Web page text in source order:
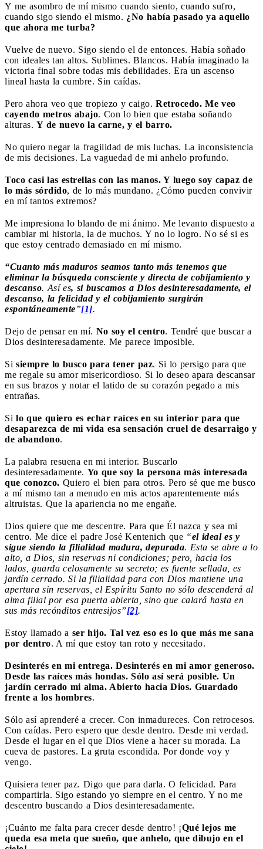
Y me asombro de mí mismo cuando siento, cuando sufro,
cuando sigo siendo el mismo. ¿No había pasado ya aquello
que ahora me turba?
Vuelve de nuevo. Sigo siendo el de entonces. Había soñado
con ideales tan altos. Sublimes. Blancos. Había imaginado la
victoria final sobre todas mis debilidades. Era un ascenso
lineal hasta la cumbre. Sin caídas.
Pero ahora veo que tropiezo y caigo. Retrocedo. Me veo
cayendo metros abajo. Con lo bien que estaba soñando
alturas. Y de nuevo la carne, y el barro.
No quiero negar la fragilidad de mis luchas. La inconsistencia
de mis decisiones. La vaguedad de mi anhelo profundo.
Toco casi las estrellas con las manos. Y luego soy capaz de
lo más sórdido, de lo más mundano. ¿Cómo pueden convivir
en mí tantos extremos?
Me impresiona lo blando de mi ánimo. Me levanto dispuesto a
cambiar mi historia, la de muchos. Y no lo logro. No sé si es
que estoy centrado demasiado en mí mismo.
“Cuanto más maduros seamos tanto más tenemos que
eliminar la búsqueda consciente y directa de cobijamiento y
descanso. Así es, si buscamos a Dios desinteresadamente, el
descanso, la felicidad y el cobijamiento surgirán
espontáneamente”[1].
Dejo de pensar en mí. No soy el centro. Tendré que buscar a
Dios desinteresadamente. Me parece imposible.
Si siempre lo busco para tener paz. Si lo persigo para que
me regale su amor misericordioso. Si lo deseo apara descansar
en sus brazos y notar el latido de su corazón pegado a mis
entrañas.
Si lo que quiero es echar raíces en su interior para que
desaparezca de mi vida esa sensación cruel de desarraigo y
de abandono.
La palabra resuena en mi interior. Buscarlo
desinteresadamente. Yo que soy la persona más interesada
que conozco. Quiero el bien para otros. Pero sé que me busco
a mí mismo tan a menudo en mis actos aparentemente más
altruistas. Que la apariencia no me engañe.
Dios quiere que me descentre. Para que Él nazca y sea mi
centro. Me dice el padre José Kentenich que “el ideal es y
sigue siendo la filialidad madura, depurada. Esta se abre a lo
alto, a Dios, sin reservas ni condiciones; pero, hacia los
lados, guarda celosamente su secreto; es fuente sellada, es
jardín cerrado. Si la filialidad para con Dios mantiene una
apertura sin reservas, el Espíritu Santo no sólo descenderá al
alma filial por esa puerta abierta, sino que calará hasta en
sus más recónditos entresijos”[2].
Estoy llamado a ser hijo. Tal vez eso es lo que más me sana
por dentro. A mí que estoy tan roto y necesitado.
Desinterés en mi entrega. Desinterés en mi amor generoso.
Desde las raíces más hondas. Sólo así será posible. Un
jardín cerrado mi alma. Abierto hacia Dios. Guardado
frente a los hombres.
Sólo así aprenderé a crecer. Con inmadureces. Con retrocesos.
Con caídas. Pero espero que desde dentro. Desde mi verdad.
Desde el lugar en el que Dios viene a hacer su morada. La
cueva de pastores. La gruta escondida. Por donde voy y
vengo.
Quisiera tener paz. Digo que para darla. O felicidad. Para
compartirla. Sigo estando yo siempre en el centro. Y no me
descentro buscando a Dios desinteresadamente.
¡Cuánto me falta para crecer desde dentro! ¡Qué lejos me
queda esa meta que sueño, que anhelo, que dibujo en el